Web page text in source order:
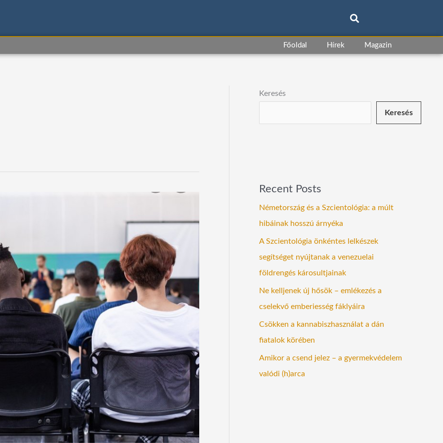
Főoldal Hírek Magazin
Keresés
Keresés
Recent Posts
Németország és a Szcientológia: a múlt
hibáinak hosszú árnyéka
A Szcientológia önkéntes lelkészek
segítséget nyújtanak a venezuelai
földrengés károsultjainak
Ne kelljenek új hősök – emlékezés a
cselekvő emberiesség fáklyáira
Csökken a kannabiszhasználat a dán
fiatalok körében
Amikor a csend jelez – a gyermekvédelem
valódi (h)arca